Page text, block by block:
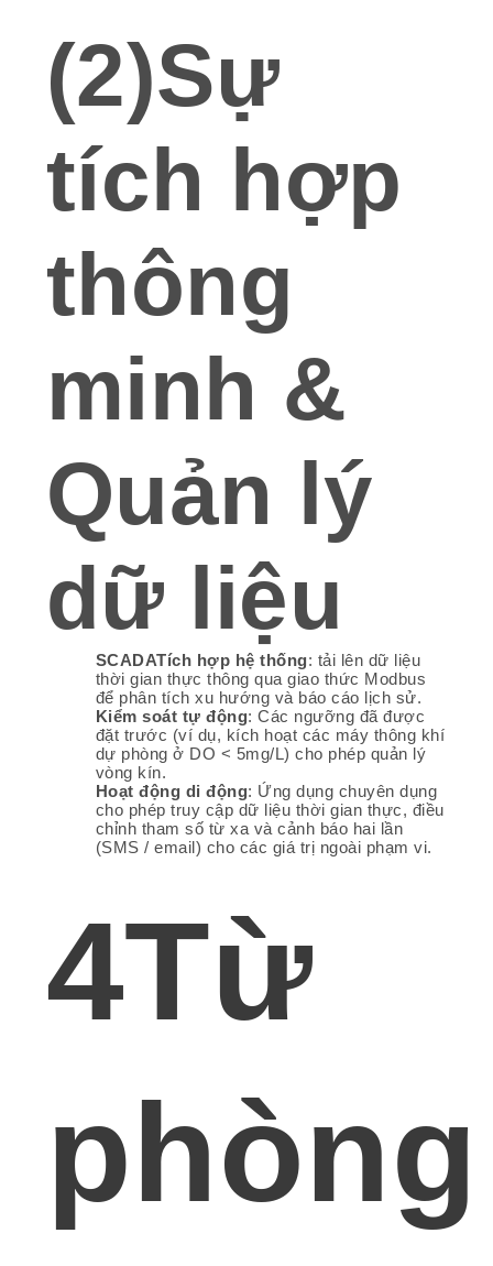
(2)Sự
tích hợp
thông
minh &
Quản lý
dữ liệu
SCADATích hợp hệ thống: tải lên dữ liệu
thời gian thực thông qua giao thức Modbus
để phân tích xu hướng và báo cáo lịch sử.
Kiểm soát tự động: Các ngưỡng đã được
đặt trước (ví dụ, kích hoạt các máy thông khí
dự phòng ở DO < 5mg/L) cho phép quản lý
vòng kín.
Hoạt động di động: Ứng dụng chuyên dụng
cho phép truy cập dữ liệu thời gian thực, điều
chỉnh tham số từ xa và cảnh báo hai lần
(SMS / email) cho các giá trị ngoài phạm vi.
4Từ
phòng